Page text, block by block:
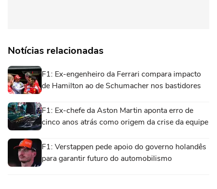
Notícias relacionadas
F1: Ex-engenheiro da Ferrari compara impacto
de Hamilton ao de Schumacher nos bastidores
F1: Ex-chefe da Aston Martin aponta erro de
cinco anos atrás como origem da crise da equipe
F1: Verstappen pede apoio do governo holandês
para garantir futuro do automobilismo